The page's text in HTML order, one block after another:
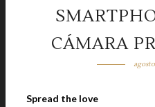
CÁMARA
agosto
Spread the love